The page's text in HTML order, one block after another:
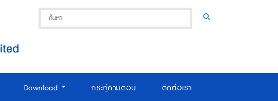
Download กระทู้ถามตอบ ติดต่อเรา